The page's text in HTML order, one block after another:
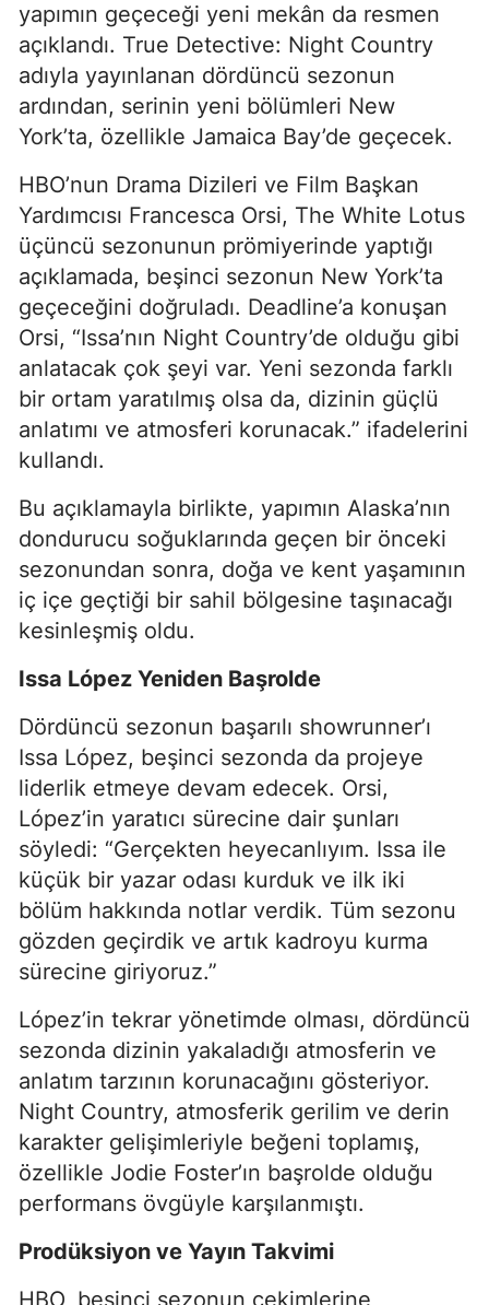
yapımın geçeceği yeni mekân da resmen
açıklandı. True Detective: Night Country
adıyla yayınlanan dördüncü sezonun
ardından, serinin yeni bölümleri New
York’ta, özellikle Jamaica Bay’de geçecek.
HBO’nun Drama Dizileri ve Film Başkan
Yardımcısı Francesca Orsi, The White Lotus
üçüncü sezonunun prömiyerinde yaptığı
açıklamada, beşinci sezonun New York’ta
geçeceğini doğruladı. Deadline’a konuşan
Orsi, “Issa’nın Night Country’de olduğu gibi
anlatacak çok şeyi var. Yeni sezonda farklı
bir ortam yaratılmış olsa da, dizinin güçlü
anlatımı ve atmosferi korunacak.” ifadelerini
kullandı.
Bu açıklamayla birlikte, yapımın Alaska’nın
dondurucu soğuklarında geçen bir önceki
sezonundan sonra, doğa ve kent yaşamının
iç içe geçtiği bir sahil bölgesine taşınacağı
kesinleşmiş oldu.
Issa López Yeniden Başrolde
Dördüncü sezonun başarılı showrunner’ı
Issa López, beşinci sezonda da projeye
liderlik etmeye devam edecek. Orsi,
López’in yaratıcı sürecine dair şunları
söyledi: “Gerçekten heyecanlıyım. Issa ile
küçük bir yazar odası kurduk ve ilk iki
bölüm hakkında notlar verdik. Tüm sezonu
gözden geçirdik ve artık kadroyu kurma
sürecine giriyoruz.”
López’in tekrar yönetimde olması, dördüncü
sezonda dizinin yakaladığı atmosferin ve
anlatım tarzının korunacağını gösteriyor.
Night Country, atmosferik gerilim ve derin
karakter gelişimleriyle beğeni toplamış,
özellikle Jodie Foster’ın başrolde olduğu
performans övgüyle karşılanmıştı.
Prodüksiyon ve Yayın Takvimi
HBO, beşinci sezonun çekimlerine